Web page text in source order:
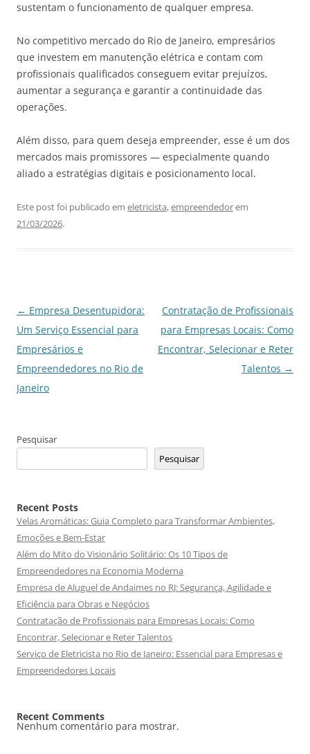
sustentam o funcionamento de qualquer empresa.
No competitivo mercado do Rio de Janeiro, empresários
que investem em manutenção elétrica e contam com
profissionais qualificados conseguem evitar prejuízos,
aumentar a segurança e garantir a continuidade das
operações.
Além disso, para quem deseja empreender, esse é um dos
mercados mais promissores — especialmente quando
aliado a estratégias digitais e posicionamento local.
Este post foi publicado em eletricista,empreendedorem
21/03/2026.
Navegação
de
posts
← Empresa Desentupidora:
Um Serviço Essencial para
Empresários e
Empreendedores no Rio de
Janeiro
Contratação de Profissionais
para Empresas Locais: Como
Encontrar, Selecionar e Reter
Talentos →
Pesquisar
Pesquisar
Recent Posts
Velas Aromáticas: Guia Completo para Transformar Ambientes,
Emoções e Bem-Estar
Além do Mito do Visionário Solitário: Os 10 Tipos de
Empreendedores na Economia Moderna
Empresa de Aluguel de Andaimes no RJ: Segurança, Agilidade e
Eficiência para Obras e Negócios
Contratação de Profissionais para Empresas Locais: Como
Encontrar, Selecionar e Reter Talentos
Serviço de Eletricista no Rio de Janeiro: Essencial para Empresas e
Empreendedores Locais
Recent Comments
Nenhum comentário para mostrar.